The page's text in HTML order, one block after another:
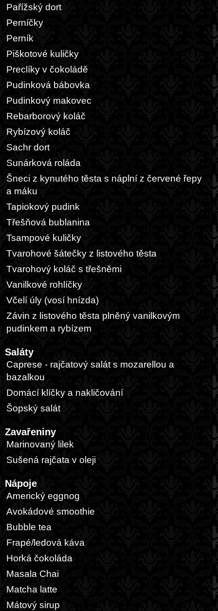
Pařížský dort
Perníčky
Perník
Piškotové kuličky
Preclíky v čokoládě
Pudinková bábovka
Pudinkový makovec
Rebarborový koláč
Rybízový koláč
Sachr dort
Sunárková roláda
Šneci z kynutého těsta s náplní z červené řepy
a máku
Tapiokový pudink
Třešňová bublanina
Tsampové kuličky
Tvarohové šátečky z listového těsta
Tvarohový koláč s třešněmi
Vanilkové rohlíčky
Včelí úly (vosí hnízda)
Závin z listového těsta plněný vanilkovým
pudinkem a rybízem
Saláty
Caprese - rajčatový salát s mozarellou a
bazalkou
Domácí klíčky a nakličování
Šopský salát
Zavařeniny
Marinovaný lilek
Sušená rajčata v oleji
Nápoje
Americký eggnog
Avokádové smoothie
Bubble tea
Frapé/ledová káva
Horká čokoláda
Masala Chai
Matcha latte
Mátový sirup